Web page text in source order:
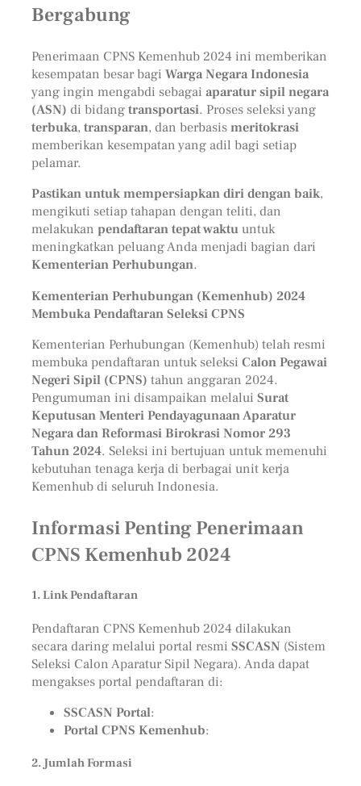
Bergabung
Penerimaan CPNS Kemenhub 2024 ini memberikan
kesempatan besar bagi Warga Negara Indonesia
yang ingin mengabdi sebagai aparatur sipil negara
(ASN) di bidangtransportasi. Proses seleksi yang
terbuka, transparan, dan berbasismeritokrasi
memberikan kesempatan yang adil bagi setiap
pelamar.
Pastikan untuk mempersiapkan diri dengan baik,
mengikuti setiap tahapan dengan teliti, dan
melakukan pendaftaran tepat waktuuntuk
meningkatkan peluang Anda menjadi bagian dari
Kementerian Perhubungan.
Kementerian Perhubungan (Kemenhub) 2024
Membuka Pendaftaran Seleksi CPNS
Kementerian Perhubungan (Kemenhub) telah resmi
membuka pendaftaran untuk seleksi Calon Pegawai
Negeri Sipil (CPNS) tahun anggaran 2024.
Pengumuman ini disampaikan melalui Surat
Keputusan Menteri Pendayagunaan Aparatur
Negara dan Reformasi Birokrasi Nomor 293
Tahun 2024. Seleksi ini bertujuan untuk memenuhi
kebutuhan tenaga kerja di berbagai unit kerja
Kemenhub di seluruh Indonesia.
Informasi Penting Penerimaan
CPNS Kemenhub 2024
1. Link Pendaftaran
Pendaftaran CPNS Kemenhub 2024 dilakukan
secara daring melalui portal resmi SSCASN (Sistem
Seleksi Calon Aparatur Sipil Negara). Anda dapat
mengakses portal pendaftaran di:
SSCASN Portal:
Portal CPNS Kemenhub:
2. Jumlah Formasi